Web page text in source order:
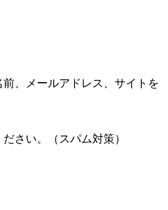
、メールアドレス、サイトを
さい。（スパム対策）